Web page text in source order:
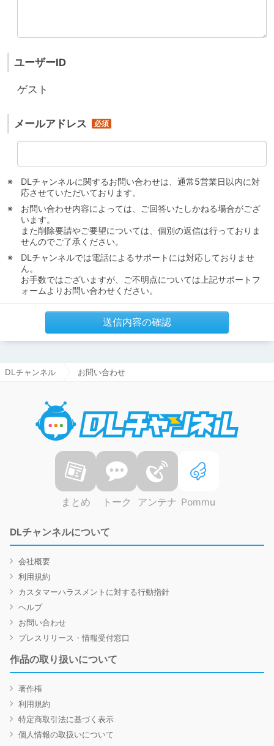
ユーザーID
ゲスト
メールアドレス
DLチャンネルに関するお問い合わせは、通常5営業日以内に対
応させていただいております。
お問い合わせ内容によっては、ご回答いたしかねる場合がござ
います。
また削除要請やご要望については、個別の返信は行っておりま
せんのでご了承ください。
DLチャンネルでは電話によるサポートには対応しておりませ
ん。
お手数ではございますが、ご不明点については上記サポートフ
ォームよりお問い合わせください。
送信内容の確認
DLチャンネル お問い合わせ
まとめ トーク アンテナ Pommu
DLチャンネルについて
会社概要
利用規約
カスタマーハラスメントに対する行動指針
ヘルプ
お問い合わせ
プレスリリース・情報受付窓口
作品の取り扱いについて
著作権
利用規約
特定商取引法に基づく表示
個人情報の取扱いについて